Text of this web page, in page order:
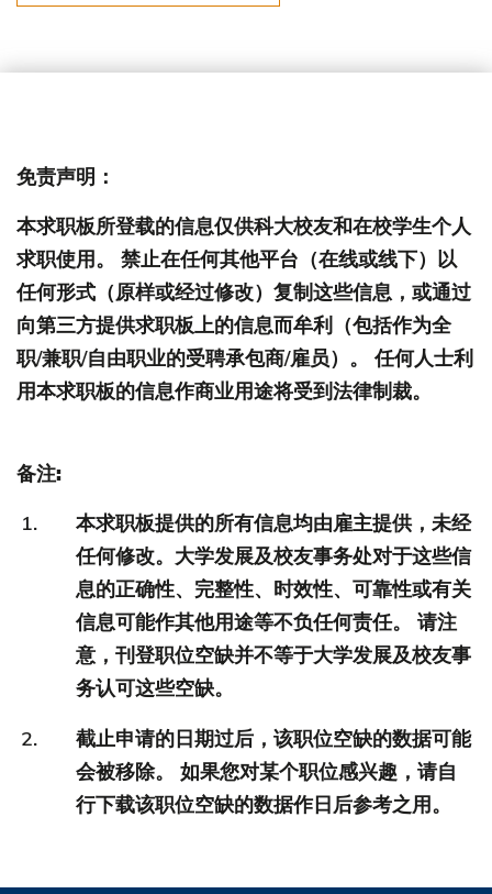
免责声明：
本求职板所登载的信息仅供科大校友和在校学生个人
求职使用。 禁止在任何其他平台（在线或线下）以
任何形式（原样或经过修改）复制这些信息，或通过
向第三方提供求职板上的信息而牟利（包括作为全
职/兼职/自由职业的受聘承包商/雇员）。 任何人士利
用本求职板的信息作商业用途将受到法律制裁。
备注:
本求职板提供的所有信息均由雇主提供，未经
任何修改。大学发展及校友事务处对于这些信
息的正确性、完整性、时效性、可靠性或有关
信息可能作其他用途等不负任何责任。 请注
意，刊登职位空缺并不等于大学发展及校友事
务认可这些空缺。
截止申请的日期过后，该职位空缺的数据可能
会被移除。 如果您对某个职位感兴趣，请自
行下载该职位空缺的数据作日后参考之用。